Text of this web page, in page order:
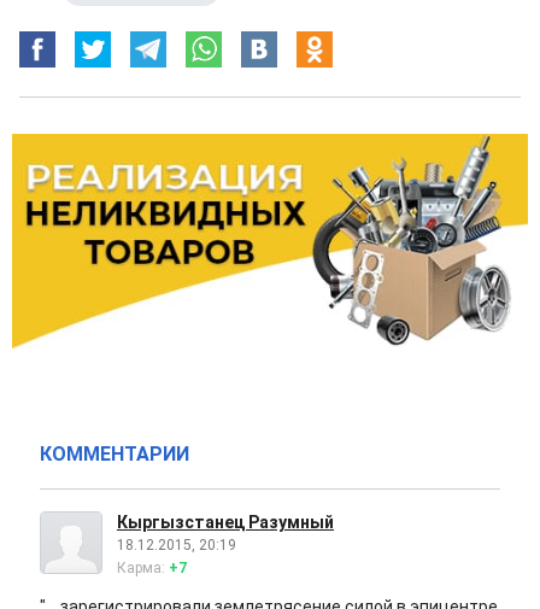
КОММЕНТАРИИ
Кыргызстанец Разумный
18.12.2015, 20:19
Карма: +7